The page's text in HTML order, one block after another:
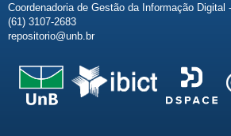
Coordenadoria de Gestão da Informação Digital
(61) 3107-2683
repositorio@unb.br